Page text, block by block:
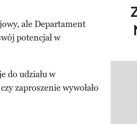
ale Departament
potencjał w
do udziału w
zaproszenie wywołało